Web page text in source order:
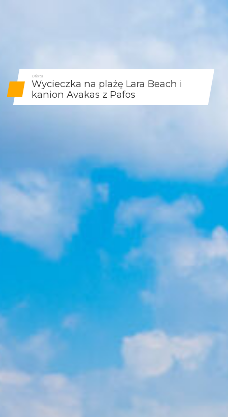
Oferta
Wycieczka na plażę Lara Beach i
kanion Avakas z Pafos